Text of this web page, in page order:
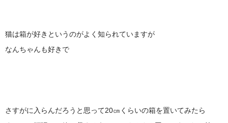
猫は箱が好きというのがよく知られていますが
なんちゃんも好きで
さすがに入らんだろうと思って20㎝くらいの箱を置いてみたら